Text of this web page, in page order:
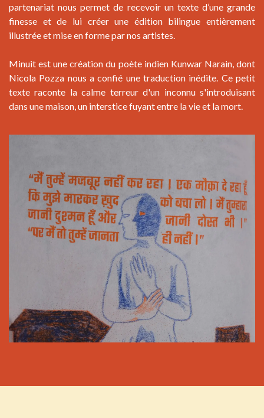
partenariat nous permet de recevoir un texte d’une grande
finesse et de lui créer une édition bilingue entièrement
illustrée et mise en forme par nos artistes.
Minuit est une création du poète indien Kunwar Narain, dont
Nicola Pozza nous a confié une traduction inédite. Ce petit
texte raconte la calme terreur d'un inconnu s'introduisant
dans une maison, un interstice fuyant entre la vie et la mort.